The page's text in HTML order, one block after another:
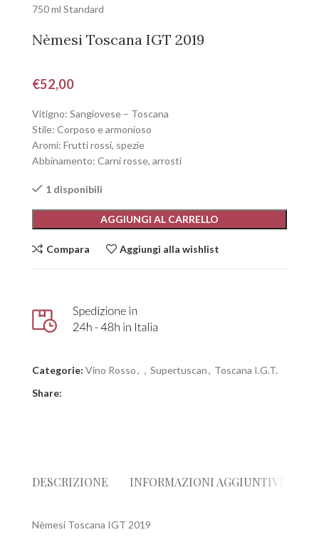
750 ml Standard
Nèmesi Toscana IGT 2019
€52,00
Vitigno: Sangiovese – Toscana
Stile: Corposo e armonioso
Aromi: Frutti rossi, spezie
Abbinamento: Carni rosse, arrosti
1 disponibili
AGGIUNGI AL CARRELLO
Compara Aggiungi alla wishlist
Categorie: Vino Rosso, , Supertuscan, Toscana I.G.T.
Share:
DESCRIZIONE INFORMAZIONI AGGIUNTIVE
Nèmesi Toscana IGT 2019